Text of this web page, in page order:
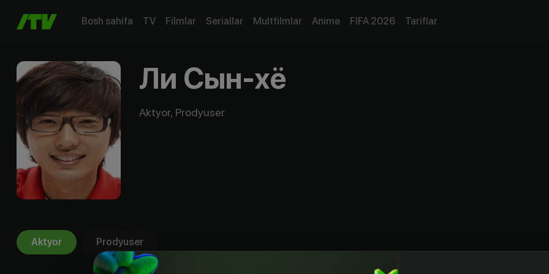
Bosh sahifa TV Filmlar Seriallar Multfilmlar Anime FIFA 2026 Tariflar
Ли Сын-хё
Aktyor, Prodyuser
Aktyor Prodyuser